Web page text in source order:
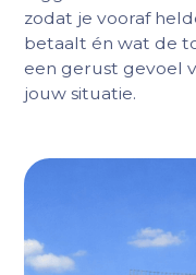
zodat je vooraf
betaalt én wat de
een gerust gevoel
jouw situatie.